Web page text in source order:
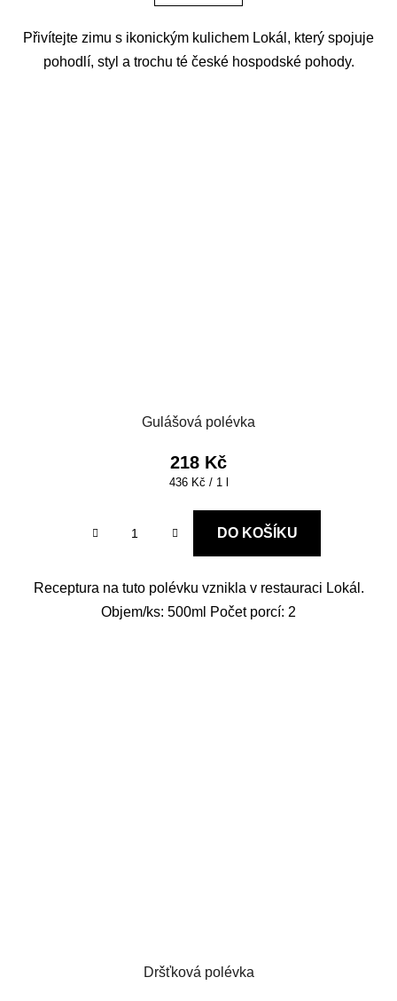
Přivítejte zimu s ikonickým kulichem Lokál, který spojuje
pohodlí, styl a trochu té české hospodské pohody.
Gulášová polévka
218 Kč
Měrná
436 Kč / 1 l
DO KOŠÍKU
Receptura na tuto polévku vznikla v restauraci Lokál.
Objem/ks: 500ml Počet porcí: 2
Dršťková polévka